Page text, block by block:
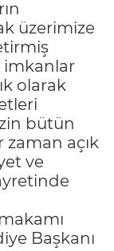
üzerimize
imkanlar
olarak
bütün
zaman açık
ve
Başkanı